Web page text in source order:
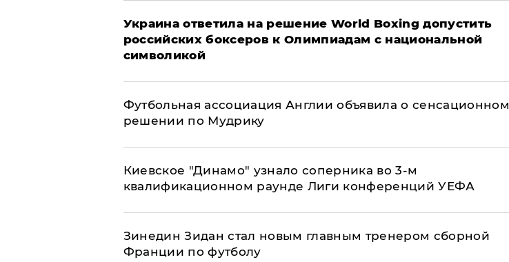
Украина ответила на решение World Boxing допустить
российских боксеров к Олимпиадам с национальной
символикой
Футбольная ассоциация Англии объявила о сенсационном
решении по Мудрику
Киевское "Динамо" узнало соперника во 3-м
квалификационном раунде Лиги конференций УЕФА
Зинедин Зидан стал новым главным тренером сборной
Франции по футболу